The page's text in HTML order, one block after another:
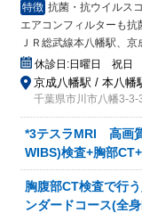
特徴 抗菌・抗ウイルス
エアコンフィルターも抗
ＪＲ総武線本八幡駅、
休診日:日曜日 祝日
京成八幡駅 / 本八幡
千葉県市川市八幡3-
*3テスラMRI 高画
WIBS)検査+胸部
胸腹部CT検査で行
ンダードコース(全